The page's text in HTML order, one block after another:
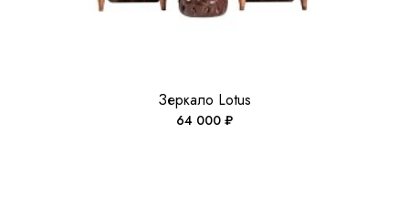
Зеркало Lotus
64 000 ₽